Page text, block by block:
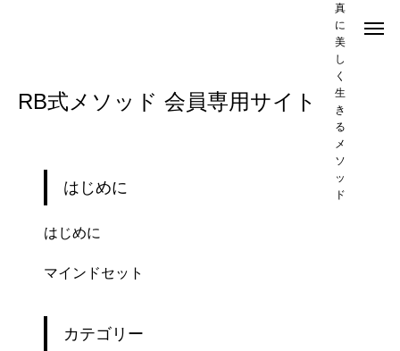
RB式メソッド 会員専用サイト
真
に
美
し
く
生
き
る
メ
ソ
ッ
ド
はじめに
はじめに
マインドセット
カテゴリー